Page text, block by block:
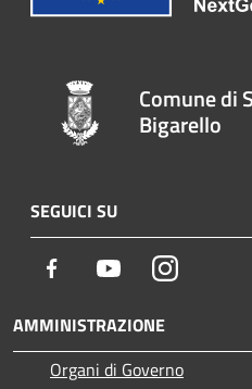
Comune di
Bigarello
SEGUICI SU
Facebook YoutubeInstagram
AMMINISTRAZIONE
Organi di Governo